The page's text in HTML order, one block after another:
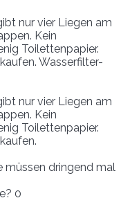
nur vier Liegen am
Kein
Toilettenpapier.
Wasserfilter-
nur vier Liegen am
Kein
Toilettenpapier.
müssen dringend mal
0